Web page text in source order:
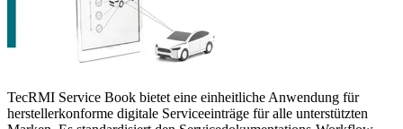
TecRMI Service Book bietet eine einheitliche Anwendung für
herstellerkonforme digitale Serviceeinträge für alle unterstützten